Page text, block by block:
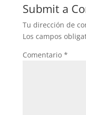
Submit a
Tu dirección de
Los campos
Comentario *